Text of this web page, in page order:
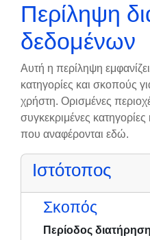
Περίληψη
δεδομένων
Αυτή η περίληψη
κατηγορίες και σκοπούς
χρήστη. Ορισμένες
συγκεκριμένες
που αναφέρονται εδώ.
Ιστότοπος
Σκοπός
Περίοδος